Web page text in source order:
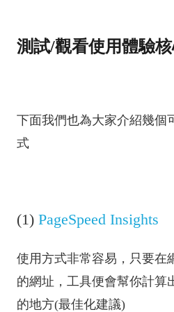
測試/觀看使用體驗
下面我們也為大家介紹幾個
式
(1) PageSpeed Insights
使用方式非常容易，只要在
的網址，工具便會幫你計算
的地方(最佳化建議)